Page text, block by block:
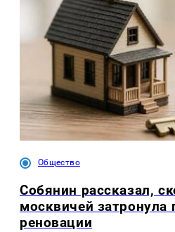
Общество
Собянин рассказал,
москвичей затронула
реновации